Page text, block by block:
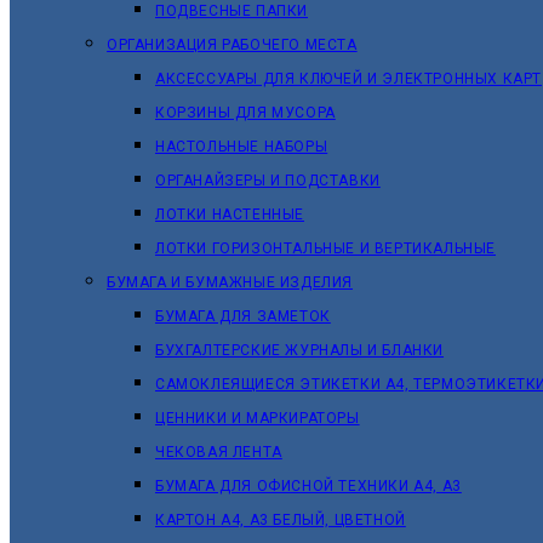
ПОДВЕСНЫЕ ПАПКИ
ОРГАНИЗАЦИЯ РАБОЧЕГО МЕСТА
АКСЕССУАРЫ ДЛЯ КЛЮЧЕЙ И ЭЛЕКТРОННЫХ КАРТ
КОРЗИНЫ ДЛЯ МУСОРА
НАСТОЛЬНЫЕ НАБОРЫ
ОРГАНАЙЗЕРЫ И ПОДСТАВКИ
ЛОТКИ НАСТЕННЫЕ
ЛОТКИ ГОРИЗОНТАЛЬНЫЕ И ВЕРТИКАЛЬНЫЕ
БУМАГА И БУМАЖНЫЕ ИЗДЕЛИЯ
БУМАГА ДЛЯ ЗАМЕТОК
БУХГАЛТЕРСКИЕ ЖУРНАЛЫ И БЛАНКИ
САМОКЛЕЯЩИЕСЯ ЭТИКЕТКИ А4,
ЦЕННИКИ И МАРКИРАТОРЫ
ЧЕКОВАЯ ЛЕНТА
БУМАГА ДЛЯ ОФИСНОЙ ТЕХНИКИ А4, А3
КАРТОН А4, А3 БЕЛЫЙ, ЦВЕТНОЙ